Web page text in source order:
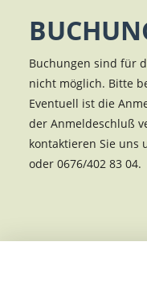
Buchungen sind für
nicht möglich. Bitte
Eventuell ist die
der Anmeldeschluß
kontaktieren Sie uns
oder 0676/402 83 04.